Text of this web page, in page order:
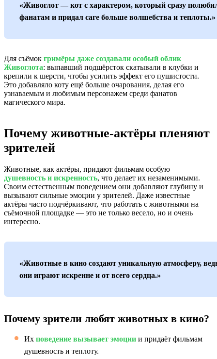
«Живоглот — кот с характером, который сразу
фанатам и придал саге больше волшебства и теплоты.»
Для съёмок гримёры даже создавали особый облик
Живоглота: выпавший подшёрсток скатывали в клубки и
крепили к шерсти, чтобы усилить эффект его пушистости.
Это добавляло коту ещё больше очарования, делая его
узнаваемым и любимым персонажем среди фанатов
магического мира.
Почему животные-актёры пленяют
зрителей
Животные, как актёры, придают фильмам особую
душевность и искренность, что делает их незаменимыми.
Своим естественным поведением они добавляют глубину и
вызывают сильные эмоции у зрителей. Даже известные
актёры часто подчёркивают, что работать с животными на
съёмочной площадке — это не только весело, но и очень
интересно.
«Животные в кино создают уникальную атмосферу,
они играют искренне и от всего сердца.»
Почему зрители любят животных в кино?
Их поведение вызывает эмоции и придаёт фильмам
душевность и теплоту.